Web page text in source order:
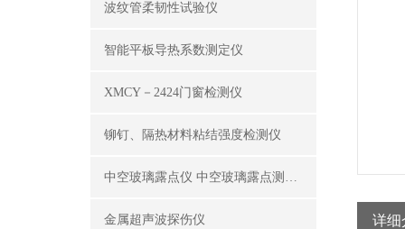
波纹管柔韧性试验仪
智能平板导热系数测定仪
XMCY－2424门窗检测仪
铆钉、隔热材料粘结强度检测仪
中空玻璃露点仪 中空玻璃露点测试仪器
金属超声波探伤仪 详细